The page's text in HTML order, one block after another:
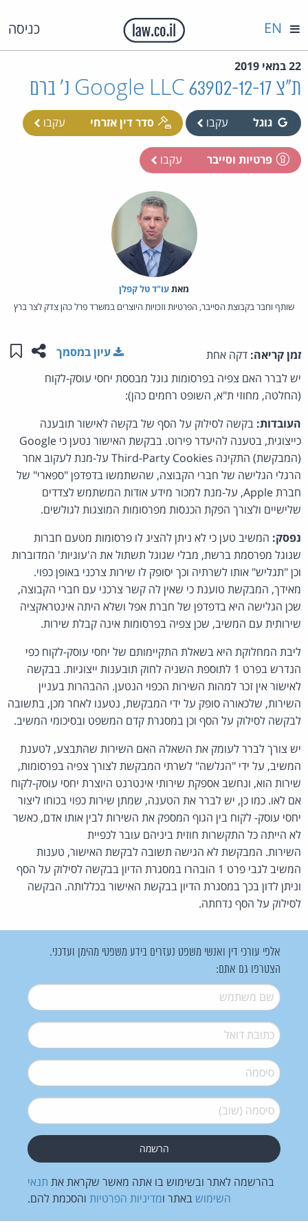
כניסה EN
22 במאי 2019
ת"צ 63902-12-17 Google LLC נ' ברם
גוגל עקבו סדר דין אזרחי עקבו
פרטיות וסייבר עקבו
מאת‏עו"ד טל קפלן
שותף וחבר בקבוצת הסייבר, הפרטיות וזכויות היוצרים במשרד פרל כהן צדק לצר ברץ
זמן קריאה: דקה אחת שתפו
עיון במסמך
יש לברר האם צפיה בפרסומות גוגל מבססת יחסי עוסק-לקוח
(החלטה, מחוזי ת"א, השופט רחמים כהן):
העובדות: בקשה לסילוק על הסף של בקשה לאישור תובענה
כייצוגית, בטענה להיעדר פירוט. בבקשת האישור נטען כי Google
(המבקשת) התקינה Third-Party Cookies על-מנת לעקוב אחר
הרגלי הגלישה של חברי הקבוצה, שהשתמשו בדפדפן "ספארי" של
חברת Apple, על-מנת למכור מידע אודות המשתמש לצדדים
שלישיים ולצורך הפקת הכנסות מפרסומות המוצגות לגולשים.
נפסק: המשיב טען כי לא ניתן להציג לו פרסומות מטעם חברות
שגוגל מפרסמת ברשת, מבלי שגוגל תשתול את ה'עוגיות' המדוברות
וכן "תגליש" אותו לשרתיה וכך יסופק לו שירות צרכני באופן כפוי.
מאידך, המבקשת טוענת כי שאין לה קשר צרכני עם חברי הקבוצה,
שכן הגלישה היא בדפדפן של חברת אפל ושלא היתה אינטראקציה
שירותית עם המשיב, שכן צפיה בפרסומות אינה קבלת שירות.
ליבת המחלוקת היא בשאלת התקיימותם של יחסי עוסק-לקוח כפי
הנדרש בפרט 1 לתוספת השניה לחוק תובענות ייצוגיות. בבקשה
לאישור אין זכר למהות השירות הכפוי הנטען. ההבהרות בעניין
השירות, שלכאורה סופק על ידי המבקשת, נטענו לאחר מכן, בתשובה
לבקשה לסילוק על הסף וכן במסגרת קדם המשפט ובסיכומי המשיב.
יש צורך לברר לעומק את השאלה האם השירות שהתבצע, לטענת
המשיב, על ידי "הגלשה" לשרתי המבקשת לצורך צפיה בפרסומות,
שירות הוא, ונחשב אספקת שירותי אינטרנט היוצרת יחסי עוסק-לקוח
אם לאו. כמו כן, יש לברר את הטענה, שמתן שירות כפוי בכוחו ליצור
יחסי עוסק- לקוח בין הגוף המספק את השירות לבין אותו אדם, כאשר
לא הייתה כל התקשרות חוזית ביניהם עובר לכפיית
השירות. המבקשת לא הגישה תשובה לבקשת האישור, טענות
המשיב לגבי פרט 1 הובהרו במסגרת הדיון בבקשה לסילוק על הסף
וניתן לדון בכך במסגרת הדיון בבקשת האישור בכללותה. הבקשה
לסילוק על הסף נדחתה.
אלפי עורכי דין ואנשי משפט נעזרים בידע משפטי מהימן ועדכני.
הצטרפו גם אתם:
שם משתמש*
דואל*
סיסמה*
סיסמה (שוב)*
בהרשמה לאתר ובשימוש בו אתה מאשר שקראת את תנאי
השימוש באתר ומדיניות הפרטיות והסכמת להם.